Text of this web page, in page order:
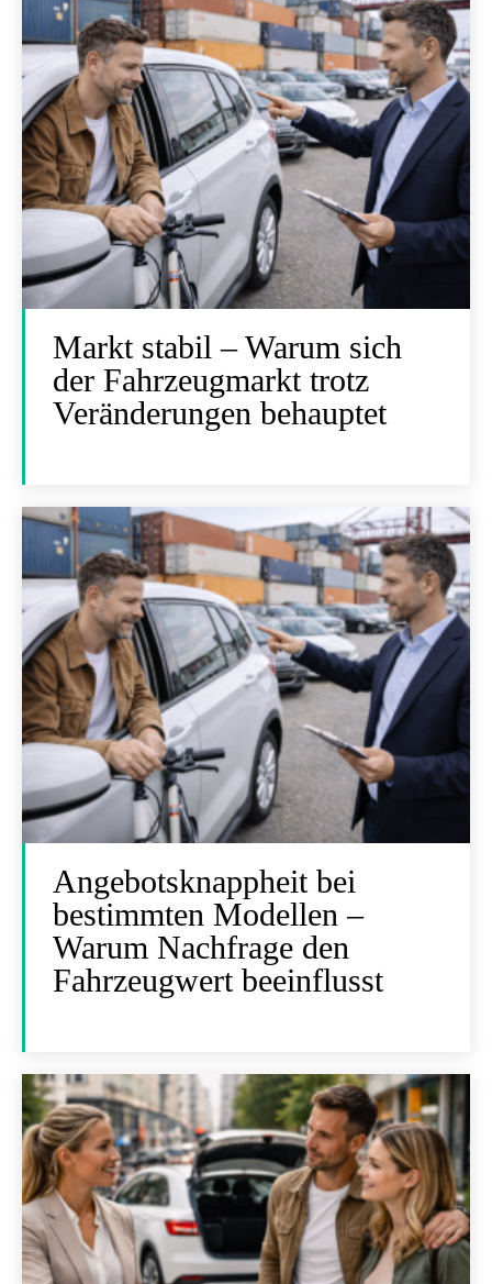
Markt stabil – Warum sich
der Fahrzeugmarkt trotz
Veränderungen behauptet
Angebotsknappheit bei
bestimmten Modellen –
Warum Nachfrage den
Fahrzeugwert beeinflusst